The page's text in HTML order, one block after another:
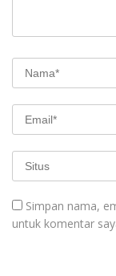
Simpan nama,
untuk komentar